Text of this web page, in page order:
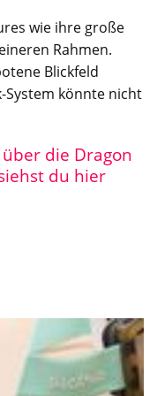
wie ihre große
Rahmen.
Blickfeld
könnte nicht
die Dragon
du hier